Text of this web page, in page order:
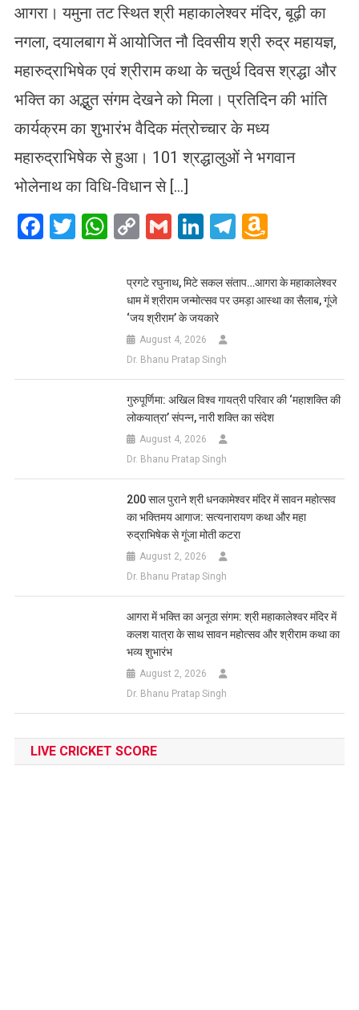
आगरा। यमुना तट स्थित श्री महाकालेश्वर मंदिर, बूढ़ी का
नगला, दयालबाग में आयोजित नौ दिवसीय श्री रुद्र महायज्ञ,
महारुद्राभिषेक एवं श्रीराम कथा के चतुर्थ दिवस श्रद्धा और
भक्ति का अद्भुत संगम देखने को मिला। प्रतिदिन की भांति
कार्यक्रम का शुभारंभ वैदिक मंत्रोच्चार के मध्य
महारुद्राभिषेक से हुआ। 101 श्रद्धालुओं ने भगवान
भोलेनाथ का विधि-विधान से […]
Facebook
Twitter
WhatsApp
CopyGmailLinkedIn
Telegram
List
प्रगटे रघुनाथ, मिटे सकल संताप…आगरा के महाकालेश्वर
धाम में श्रीराम जन्मोत्सव पर उमड़ा आस्था का सैलाब, गूंजे
‘जय श्रीराम’ के जयकारे
August 4, 2026
Dr. Bhanu Pratap Singh
गुरुपूर्णिमा: अखिल विश्व गायत्री परिवार की ‘महाशक्ति की
लोकयात्रा’ संपन्न, नारी शक्ति का संदेश
August 4, 2026
Dr. Bhanu Pratap Singh
200 साल पुराने श्री धनकामेश्वर मंदिर में सावन महोत्सव
का भक्तिमय आगाज: सत्यनारायण कथा और महा
रुद्राभिषेक से गूंजा मोती कटरा
August 2, 2026
Dr. Bhanu Pratap Singh
आगरा में भक्ति का अनूठा संगम: श्री महाकालेश्वर मंदिर में
कलश यात्रा के साथ सावन महोत्सव और श्रीराम कथा का
भव्य शुभारंभ
August 2, 2026
Dr. Bhanu Pratap Singh
LIVE CRICKET SCORE